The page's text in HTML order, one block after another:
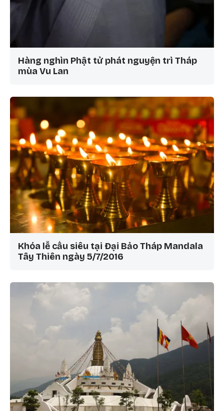
Hàng nghìn Phật tử phát nguyện trì Tháp
mùa Vu Lan
Khóa lễ cầu siêu tại Đại Bảo Tháp Mandala
Tây Thiên ngày 5/7/2016